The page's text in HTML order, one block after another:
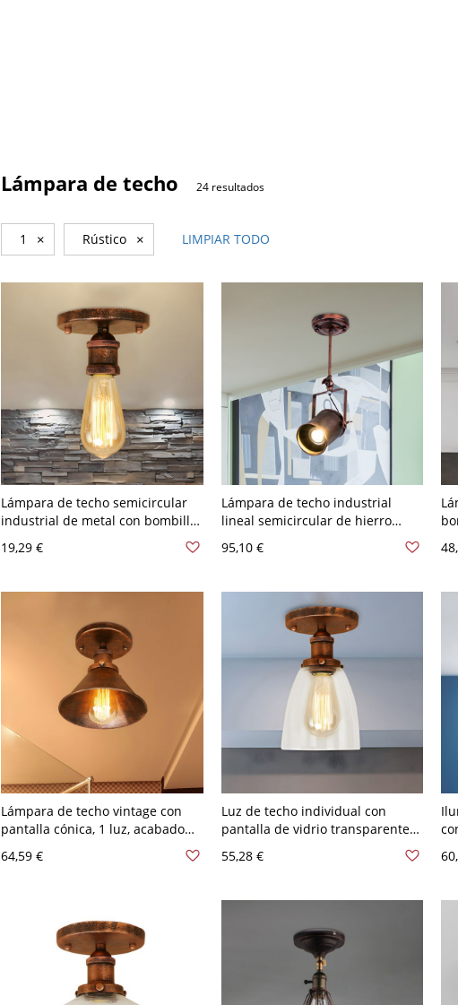
Lámpara de techo 24 resultados
1 × Rústico × LIMPIAR TODO
Lámpara de techo semicircular
industrial de metal con bombilla
19,29 €
Lámpara de techo industrial
lineal semicircular de hierro
acabado en óxido
95,10 €
Lámpara de techo vintage con
pantalla cónica, 1 luz, acabado
empotrado
64,59 €
Luz de techo individual con
pantalla de vidrio transparente
óxido
55,28 €